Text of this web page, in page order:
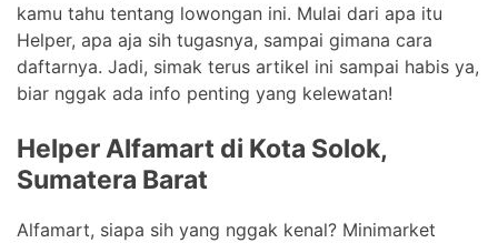
kamu tahu tentang lowongan ini. Mulai dari apa itu
Helper, apa aja sih tugasnya, sampai gimana cara
daftarnya. Jadi, simak terus artikel ini sampai habis ya,
biar nggak ada info penting yang kelewatan!
Helper Alfamart di Kota Solok,
Sumatera Barat
Alfamart, siapa sih yang nggak kenal? Minimarket